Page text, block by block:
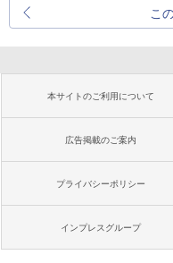
こ
本サイトのご利用について
広告掲載のご案内
プライバシーポリシー
インプレスグループ